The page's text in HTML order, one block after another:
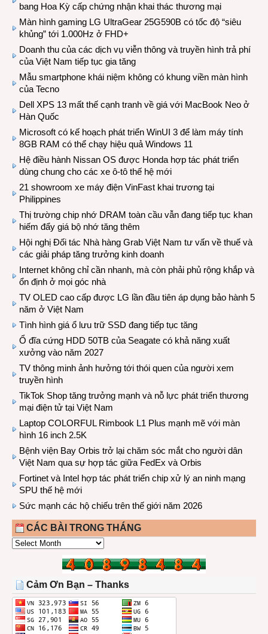
bang Hoa Kỳ cấp chứng nhận khai thác thương mại
Màn hình gaming LG UltraGear 25G590B có tốc độ “siêu
khủng” tới 1.000Hz ở FHD+
Doanh thu của các dịch vụ viễn thông và truyền hình trả phí
của Việt Nam tiếp tục gia tăng
Mẫu smartphone khái niệm không có khung viền màn hình
của Tecno
Dell XPS 13 mất thế cạnh tranh về giá với MacBook Neo ở
Hàn Quốc
Microsoft có kế hoạch phát triển WinUI 3 để làm máy tính
8GB RAM có thể chạy hiệu quả Windows 11
Hệ điều hành Nissan OS được Honda hợp tác phát triển
dùng chung cho các xe ô-tô thế hệ mới
21 showroom xe máy điện VinFast khai trương tại
Philippines
Thị trường chip nhớ DRAM toàn cầu vẫn đang tiếp tục khan
hiếm đẩy giá bộ nhớ tăng thêm
Hội nghị Đối tác Nhà hàng Grab Việt Nam tư vấn về thuế và
các giải pháp tăng trưởng kinh doanh
Internet không chỉ cần nhanh, mà còn phải phủ rộng khắp và
ổn định ở mọi góc nhà
TV OLED cao cấp được LG lần đầu tiên áp dụng bảo hành 5
năm ở Việt Nam
Tình hình giá ổ lưu trữ SSD đang tiếp tục tăng
Ổ đĩa cứng HDD 50TB của Seagate có khả năng xuất
xưởng vào năm 2027
TV thông minh ảnh hưởng tới thói quen của người xem
truyền hình
TikTok Shop tăng trưởng mạnh và nỗ lực phát triển thương
mại điện tử tại Việt Nam
Laptop COLORFUL Rimbook L1 Plus mạnh mẽ với màn
hình 16 inch 2.5K
Bệnh viện Bay Orbis trở lại chăm sóc mắt cho người dân
Việt Nam qua sự hợp tác giữa FedEx và Orbis
Fortinet và Intel hợp tác phát triển chip xử lý an ninh mạng
SPU thế hệ mới
Sức mạnh các hộ chiếu trên thế giới năm 2026
CÁC BÀI TRONG THÁNG
CÁC
THÁNG
Cảm Ơn Bạn – Thanks